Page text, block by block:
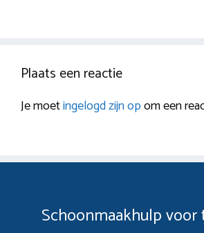
Plaats een reactie
Je moetingelogd zijn opom een
Schoonmaakhulp voor